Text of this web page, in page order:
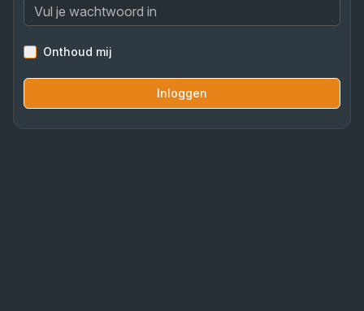
Onthoud mij
Inloggen